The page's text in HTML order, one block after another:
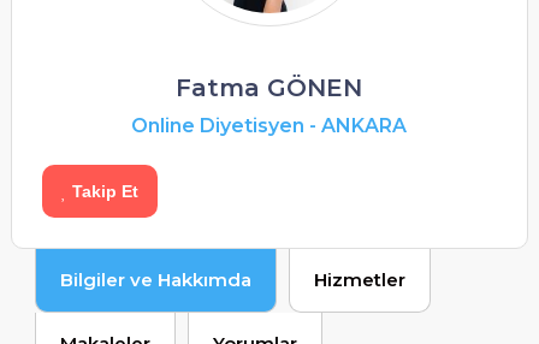
Fatma GÖNEN
Online Diyetisyen -ANKARA
Takip Et
Bilgiler ve Hakkımda Hizmetler